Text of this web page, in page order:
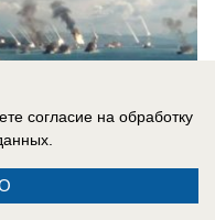
согласие на обработку